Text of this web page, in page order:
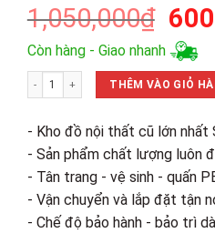
1,050,000₫ Giá
gốc
là:
Còn hàng - Giao nhanh
Trọn Bộ Bếp Gas Đôi Kim Cương Kèm
THÊM VÀO GIỎ
- Kho đồ nội thất cũ lớn nhất
- Sản phẩm chất lượng luôn
- Tân trang - vệ sinh - quấn
- Vận chuyển và lắp đặt tận
- Chế độ bảo hành - bảo trì